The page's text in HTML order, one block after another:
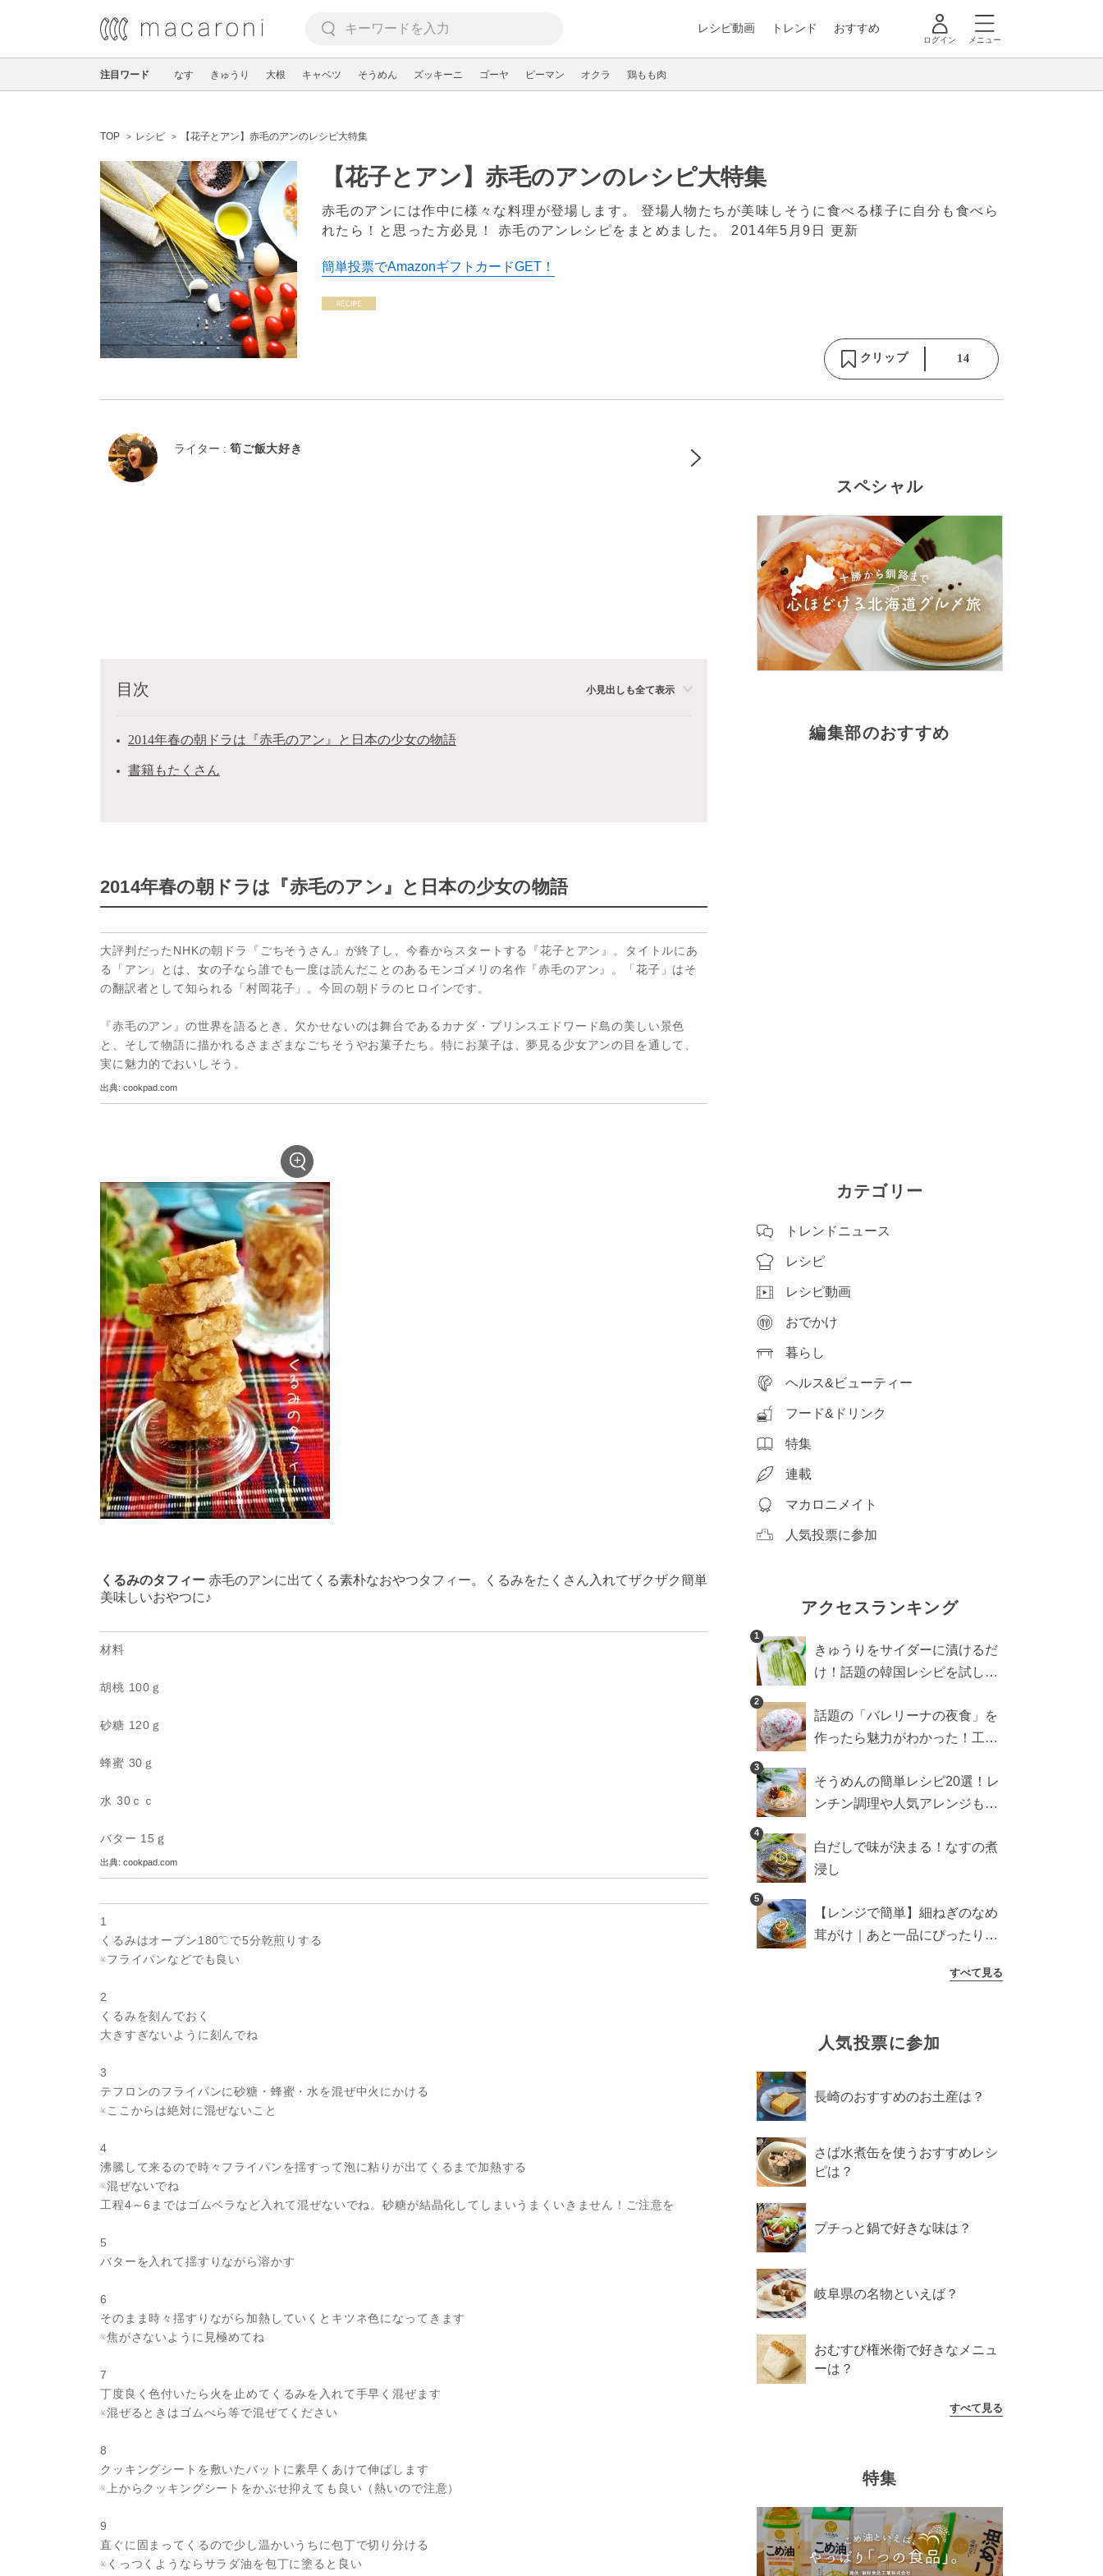
レシピ動画 トレンド おすすめ
ログイン メニュー
注目ワード なす きゅうり 大根 キャベツ そうめん ズッキーニ ゴーヤ ピーマン オクラ 鶏もも肉
TOP レシピ 【花子とアン】赤毛のアンのレシピ大特集
【花子とアン】赤毛のアンのレシピ大特集
赤毛のアンには作中に様々な料理が登場します。 登場人物たちが美味しそうに食べる様子に自分も食べら
れたら！と思った方必見！ 赤毛のアンレシピをまとめました。 2014年5月9日 更新
簡単投票でAmazonギフトカードGET！
クリップ 14
ライター : 筍ご飯大好き
目次 小見出しも全て表示
2014年春の朝ドラは『赤毛のアン』と日本の少女の物語
書籍もたくさん
2014年春の朝ドラは『赤毛のアン』と日本の少女の物語
大評判だったNHKの朝ドラ『ごちそうさん』が終了し、今春からスタートする『花子とアン』。タイトルにあ
る「アン」とは、女の子なら誰でも一度は読んだことのあるモンゴメリの名作『赤毛のアン』。「花子」はそ
の翻訳者として知られる「村岡花子」。今回の朝ドラのヒロインです。
『赤毛のアン』の世界を語るとき、欠かせないのは舞台であるカナダ・プリンスエドワード島の美しい景色
と、そして物語に描かれるさまざまなごちそうやお菓子たち。特にお菓子は、夢見る少女アンの目を通して、
実に魅力的でおいしそう。
出典: cookpad.com
くるみのタフィー 赤毛のアンに出てくる素朴なおやつタフィー。くるみをたくさん入れてザクザク簡単
美味しいおやつに♪
材料
胡桃 100ｇ
砂糖 120ｇ
蜂蜜 30ｇ
水 30ｃｃ
バター 15ｇ
出典: cookpad.com
1
くるみはオーブン180℃で5分乾煎りする
※フライパンなどでも良い
2
くるみを刻んでおく
大きすぎないように刻んでね
3
テフロンのフライパンに砂糖・蜂蜜・水を混ぜ中火にかける
※ここからは絶対に混ぜないこと
4
沸騰して来るので時々フライパンを揺すって泡に粘りが出てくるまで加熱する
※混ぜないでね
工程4～6まではゴムベラなど入れて混ぜないでね。砂糖が結晶化してしまいうまくいきません！ご注意を
5
バターを入れて揺すりながら溶かす
6
そのまま時々揺すりながら加熱していくとキツネ色になってきます
※焦がさないように見極めてね
7
丁度良く色付いたら火を止めてくるみを入れて手早く混ぜます
※混ぜるときはゴムべら等で混ぜてください
8
クッキングシートを敷いたバットに素早くあけて伸ばします
※上からクッキングシートをかぶせ抑えても良い（熱いので注意）
9
直ぐに固まってくるので少し温かいうちに包丁で切り分ける
※くっつくようならサラダ油を包丁に塗ると良い
スペシャル
編集部のおすすめ
カテゴリー
トレンドニュース
レシピ
レシピ動画
おでかけ
暮らし
ヘルス&ビューティー
フード&ドリンク
特集
連載
マカロニメイト
人気投票に参加
アクセスランキング
1
きゅうりをサイダーに漬けるだ
け！話題の韓国レシピを試した
2
話題の「バレリーナの夜食」を
作ったら魅力がわかった！工程
3
そうめんの簡単レシピ20選！レ
ンチン調理や人気アレンジも紹
4
白だしで味が決まる！なすの煮
浸し
5
【レンジで簡単】細ねぎのなめ
茸がけ｜あと一品にぴったり副
すべて見る
人気投票に参加
長崎のおすすめのお土産は？
さば水煮缶を使うおすすめレシ
ピは？
プチっと鍋で好きな味は？
岐阜県の名物といえば？
おむすび権米衛で好きなメニュ
ーは？
すべて見る
特集